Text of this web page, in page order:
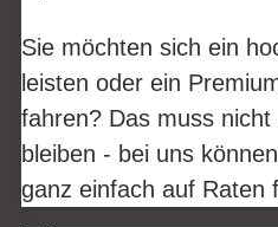
Sie möchten sich ein
leisten oder ein
fahren? Das muss
bleiben - bei uns
ganz einfach auf Raten